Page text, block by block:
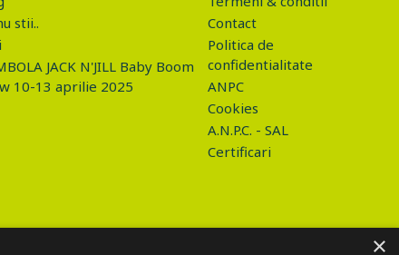
stii..
JACK N'JILL Baby Boom
10-13 aprilie 2025
Contact
Politica de
confidentialitate
ANPC
Cookies
A.N.P.C. - SAL
Certificari
×